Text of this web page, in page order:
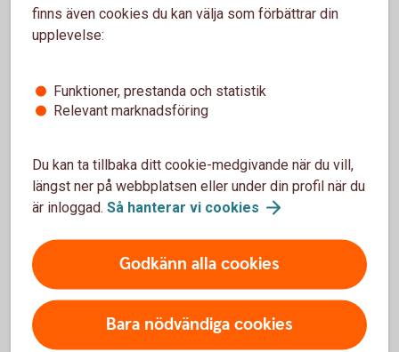
Spara hållbart
Företag kan placera hållbart i fonder och låta
Hållbara fonder
Alla våra fonder
I fondlistan kan du hitta alla våra fonder, jämföra
finns även cookies du kan välja som förbättrar din
upplevelse:
Funktioner, prestanda och statistik
Relevant marknadsföring
Du kan ta tillbaka ditt cookie-medgivande när du vill,
längst ner på webbplatsen eller under din profil när du
är inloggad. Så hanterar vi cookies
Godkänn alla cookies
Bara nödvändiga cookies